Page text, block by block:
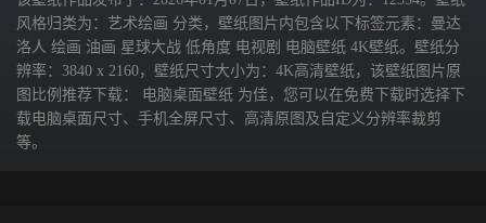
风格归类为：艺术绘画 分类，壁纸图片内包含以下标签元素：曼达
洛人 绘画 油画 星球大战 低角度 电视剧 电脑壁纸 4K壁纸。壁纸分
辨率：3840 x 2160，壁纸尺寸大小为：4K高清壁纸，该壁纸图片原
图比例推荐下载： 电脑桌面壁纸 为佳，您可以在免费下载时选择下
载电脑桌面尺寸、手机全屏尺寸、高清原图及自定义分辨率裁剪
等。